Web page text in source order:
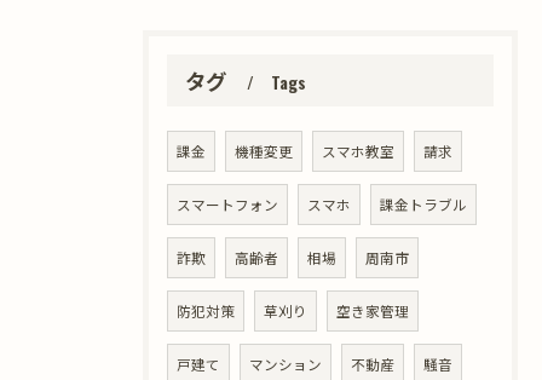
タグ Tags
課金 機種変更 スマホ教室 請求
スマートフォン スマホ 課金トラブル
詐欺 高齢者 相場 周南市
防犯対策 草刈り 空き家管理
戸建て マンション 不動産 騒音